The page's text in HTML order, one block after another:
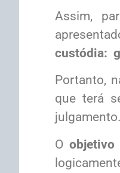
Assim,
custódia:
Portanto,
que terá
julgamento.
O objetivo